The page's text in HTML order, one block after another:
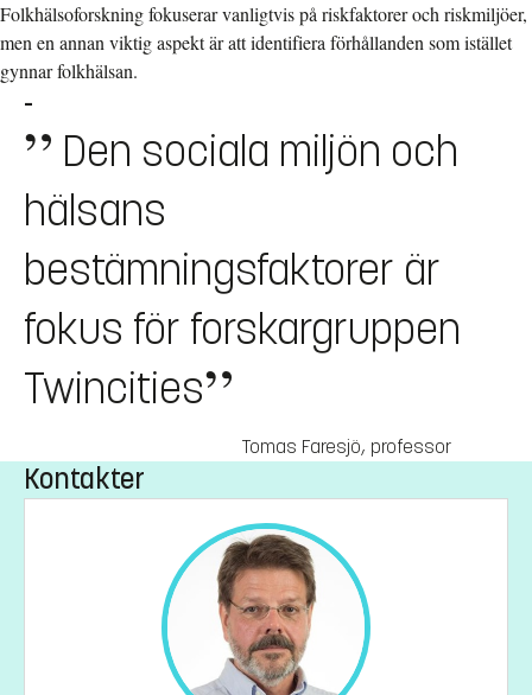
Folkhälsoforskning fokuserar vanligtvis på riskfaktorer och riskmiljöer,
men en annan viktig aspekt är att identifiera förhållanden som istället
gynnar folkhälsan.
-
Den sociala miljön och
hälsans
bestämningsfaktorer är
fokus för forskargruppen
Twincities
Tomas Faresjö, professor
Kontakter